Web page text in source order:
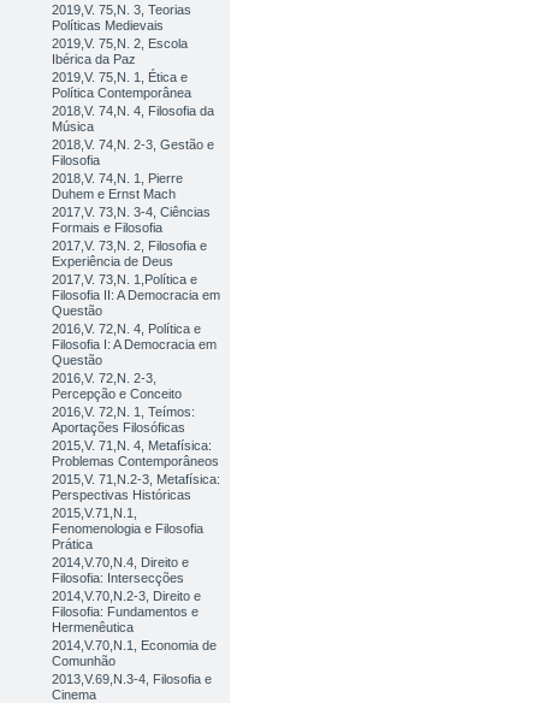
2019,V. 75,N. 3, Teorias
Políticas Medievais
2019,V. 75,N. 2, Escola
Ibérica da Paz
2019,V. 75,N. 1, Ética e
Política Contemporânea
2018,V. 74,N. 4, Filosofia da
Música
2018,V. 74,N. 2-3, Gestão e
Filosofia
2018,V. 74,N. 1, Pierre
Duhem e Ernst Mach
2017,V. 73,N. 3-4, Ciências
Formais e Filosofia
2017,V. 73,N. 2, Filosofia e
Experiência de Deus
2017,V. 73,N. 1,Política e
Filosofia II: A Democracia em
Questão
2016,V. 72,N. 4, Política e
Filosofia I: A Democracia em
Questão
2016,V. 72,N. 2-3,
Percepção e Conceito
2016,V. 72,N. 1, Teímos:
Aportações Filosóficas
2015,V. 71,N. 4, Metafísica:
Problemas Contemporâneos
2015,V. 71,N.2-3, Metafísica:
Perspectivas Históricas
2015,V.71,N.1,
Fenomenologia e Filosofia
Prática
2014,V.70,N.4, Direito e
Filosofia: Intersecções
2014,V.70,N.2-3, Direito e
Filosofia: Fundamentos e
Hermenêutica
2014,V.70,N.1, Economia de
Comunhão
2013,V.69,N.3-4, Filosofia e
Cinema